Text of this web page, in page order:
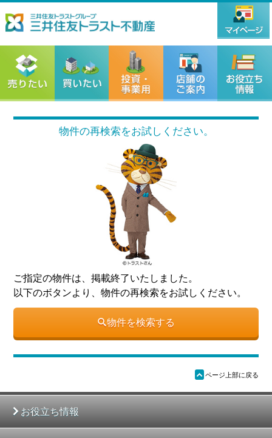
物件の再検索をお試しください。
ご指定の物件は、掲載終了いたしました。
以下のボタンより、物件の再検索をお試しください。
物件を検索する
ü ページ上部に戻る
お役立ち情報